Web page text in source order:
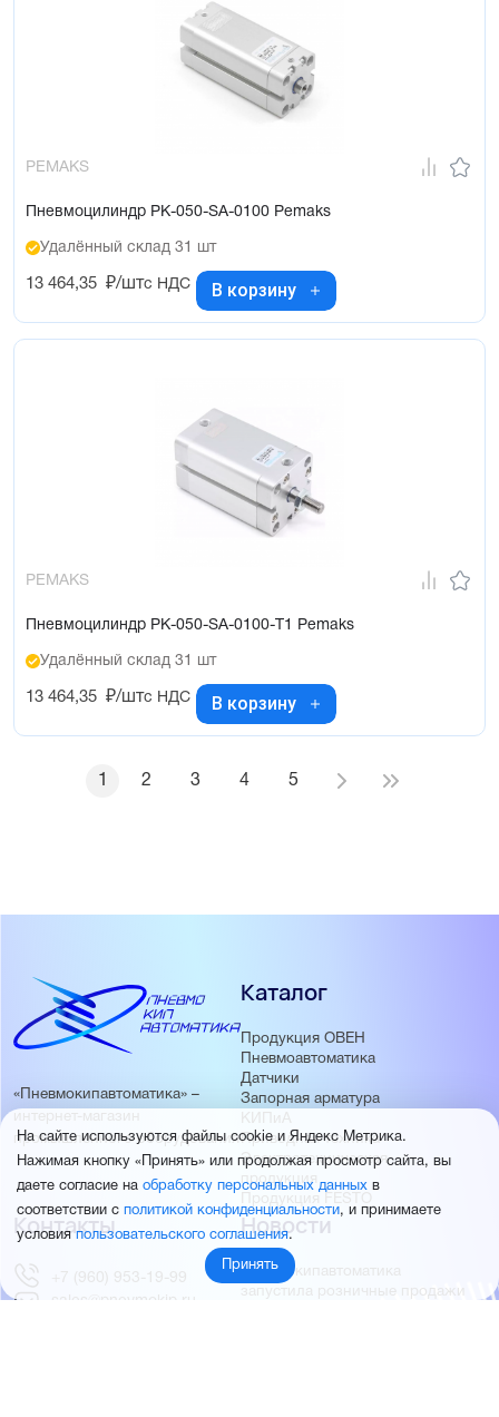
PEMAKS
Пневмоцилиндр PK-050-SA-0100 Pemaks
Удалённый склад 31 шт
13 464,35 ₽/штс НДС В корзину
PEMAKS
Пневмоцилиндр PK-050-SA-0100-T1 Pemaks
Удалённый склад 31 шт
13 464,35 ₽/штс НДС В корзину
1 2 3 4 5
«Пневмокипавтоматика» –
интернет-магазин
промышленного оборудования
Каталог
Продукция ОВЕН
Пневмоавтоматика
Датчики
Запорная арматура
КИПиА
Приводная техника
Электротехническая
продукция
Продукция FESTO
Новости
Пневмокипавтоматика
запустила розничные продажи
Контакты
+7 (960) 953-19-99
sales@pnevmokip.ru
На сайте используются файлы cookie и Яндекс Метрика.
Нажимая кнопку «Принять» или продолжая просмотр сайта, вы
даете согласие на обработку персональных данных в
соответствии с политикой конфиденциальности, и принимаете
условияпользовательского соглашения.
Принять